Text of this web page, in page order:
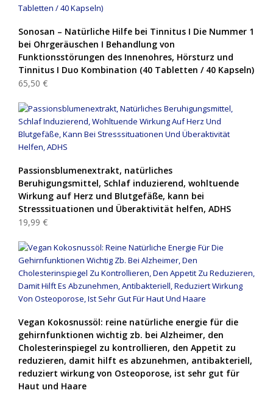
Sonosan – Natürliche Hilfe bei Tinnitus I Die Nummer 1
bei Ohrgeräuschen I Behandlung von
Funktionsstörungen des Innenohres, Hörsturz und
Tinnitus I Duo Kombination (40 Tabletten / 40 Kapseln)
65,50 €
Passionsblumenextrakt, natürliches
Beruhigungsmittel, Schlaf induzierend, wohltuende
Wirkung auf Herz und Blutgefäße, kann bei
Stresssituationen und Überaktivität helfen, ADHS
19,99 €
Vegan Kokosnussöl: reine natürliche energie für die
gehirnfunktionen wichtig zb. bei Alzheimer, den
Cholesterinspiegel zu kontrollieren, den Appetit zu
reduzieren, damit hilft es abzunehmen, antibakteriell,
reduziert wirkung von Osteoporose, ist sehr gut für
Haut und Haare